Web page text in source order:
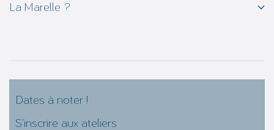
La Marelle ?
Dates à noter !
S’inscrire aux ateliers